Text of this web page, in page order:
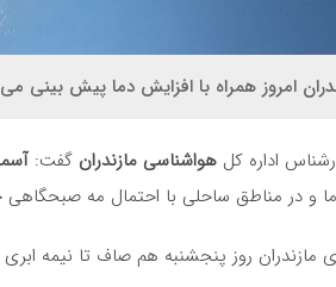
امروز همراه با افزایش دما پیش بینی
اداره کل هواشناسی مازندران گفت:
و در مناطق ساحلی با احتمال مه صبحگاهی
مازندران روز پنجشنبه هم صاف تا نیمه